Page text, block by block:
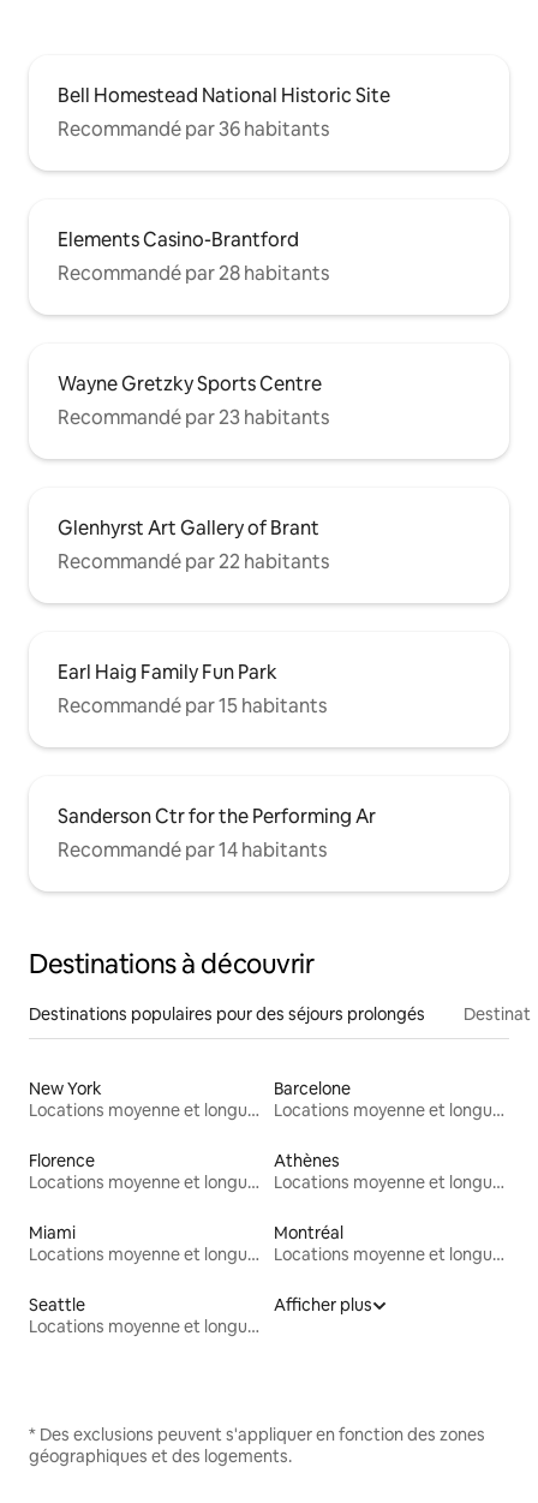
Bell Homestead National Historic Site
Recommandé par 36 habitants
Elements Casino-Brantford
Recommandé par 28 habitants
Wayne Gretzky Sports Centre
Recommandé par 23 habitants
Glenhyrst Art Gallery of Brant
Recommandé par 22 habitants
Earl Haig Family Fun Park
Recommandé par 15 habitants
Sanderson Ctr for the Performing Ar
Recommandé par 14 habitants
Destinations à découvrir
Destinations populaires pour des séjours prolongés
New York
Locations moyenne et longue durée
Barcelone
Locations moyenne et longue durée
Florence
Locations moyenne et longue durée
Athènes
Locations moyenne et longue durée
Miami
Locations moyenne et longue durée
Montréal
Locations moyenne et longue durée
Seattle
Locations moyenne et longue durée
Afficher plus
* Des exclusions peuvent s'appliquer en fonction des zones
géographiques et des logements.